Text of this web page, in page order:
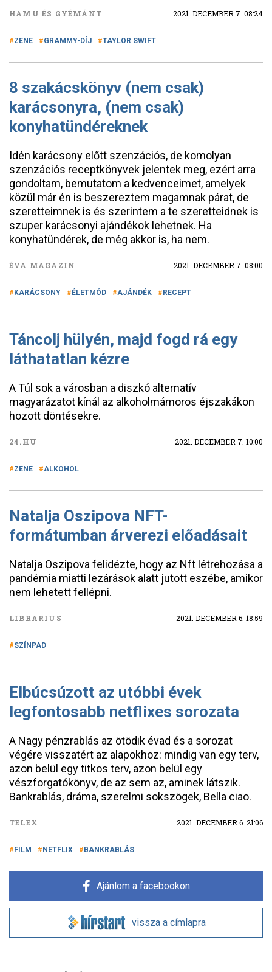
HAMU ÉS GYÉMÁNT 2021. DECEMBER 7. 08:24
ZENE GRAMMY-DÍJ TAYLOR SWIFT
8 szakácskönyv (nem csak)
karácsonyra, (nem csak)
konyhatündéreknek
Idén karácsony előtt szenzációs, de komolyan
szenzációs receptkönyvek jelentek meg, ezért arra
gondoltam, bemutatom a kedvenceimet, amelyek
közül már én is beszereztem magamnak párat, de
szeretteimnek is és szerintem a te szeretteidnek is
szuper karácsonyi ajándékok lehetnek. Ha
konyhatündérek, de még akkor is, ha nem.
ÉVA MAGAZIN 2021. DECEMBER 7. 08:00
KARÁCSONY ÉLETMÓD AJÁNDÉK RECEPT
Táncolj hülyén, majd fogd rá egy
láthatatlan kézre
A Túl sok a városban a diszkó alternatív
magyarázatot kínál az alkoholmámoros éjszakákon
hozott döntésekre.
24.HU 2021. DECEMBER 7. 10:00
ZENE ALKOHOL
Natalja Oszipova NFT-
formátumban árverezi előadásait
Natalja Oszipova felidézte, hogy az Nft létrehozása a
pandémia miatti lezárások alatt jutott eszébe, amikor
nem lehetett fellépni.
LIBRARIUS 2021. DECEMBER 6. 18:59
SZÍNPAD
Elbúcsúzott az utóbbi évek
legfontosabb netflixes sorozata
A Nagy pénzrablás az ötödik évad és a sorozat
végére visszatért az alapokhoz: mindig van egy terv,
azon belül egy titkos terv, azon belül egy
vészforgatókönyv, de az sem az, aminek látszik.
Bankrablás, dráma, szerelmi sokszögek, Bella ciao.
TELEX 2021. DECEMBER 6. 21:06
FILM NETFLIX BANKRABLÁS
Ajánlom a facebookon
vissza a címlapra